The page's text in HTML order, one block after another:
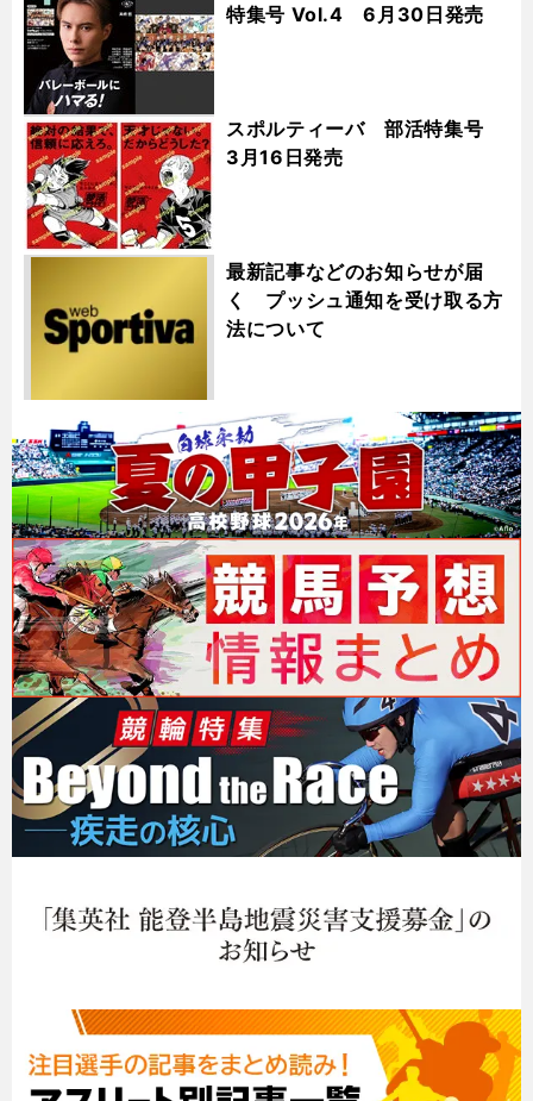
特集号 Vol.4 6月30日発売
スポルティーバ 部活特集号
3月16日発売
最新記事などのお知らせが届
く プッシュ通知を受け取る方
法について